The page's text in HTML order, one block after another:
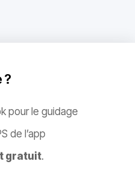
?
pour le guidage
de l’app
gratuit.